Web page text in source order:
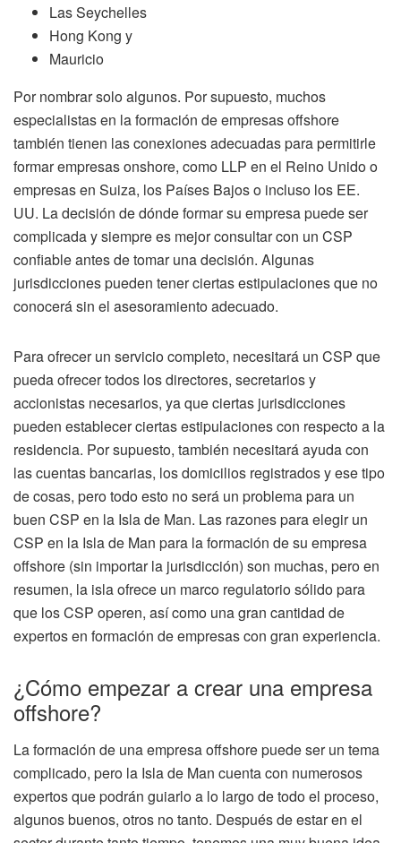
Las Seychelles
Hong Kong y
Mauricio
Por nombrar solo algunos. Por supuesto, muchos
especialistas en la formación de empresas offshore
también tienen las conexiones adecuadas para permitirle
formar empresas onshore, como LLP en el Reino Unido o
empresas en Suiza, los Países Bajos o incluso los EE.
UU. La decisión de dónde formar su empresa puede ser
complicada y siempre es mejor consultar con un CSP
confiable antes de tomar una decisión. Algunas
jurisdicciones pueden tener ciertas estipulaciones que no
conocerá sin el asesoramiento adecuado.
Para ofrecer un servicio completo, necesitará un CSP que
pueda ofrecer todos los directores, secretarios y
accionistas necesarios, ya que ciertas jurisdicciones
pueden establecer ciertas estipulaciones con respecto a la
residencia. Por supuesto, también necesitará ayuda con
las cuentas bancarias, los domicilios registrados y ese tipo
de cosas, pero todo esto no será un problema para un
buen CSP en la Isla de Man. Las razones para elegir un
CSP en la Isla de Man para la formación de su empresa
offshore (sin importar la jurisdicción) son muchas, pero en
resumen, la isla ofrece un marco regulatorio sólido para
que los CSP operen, así como una gran cantidad de
expertos en formación de empresas con gran experiencia.
¿Cómo empezar a crear una empresa
offshore?
La formación de una empresa offshore puede ser un tema
complicado, pero la Isla de Man cuenta con numerosos
expertos que podrán guiarlo a lo largo de todo el proceso,
algunos buenos, otros no tanto. Después de estar en el